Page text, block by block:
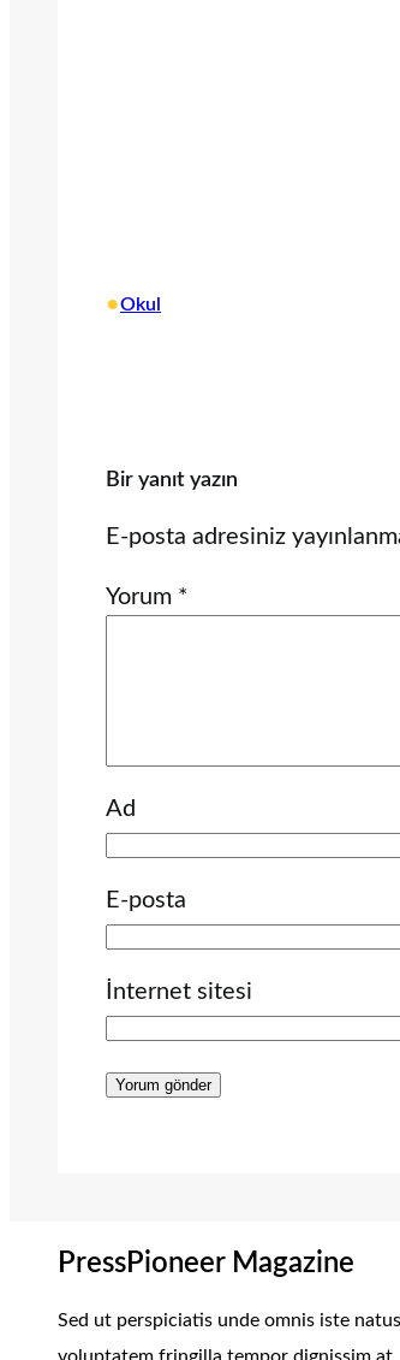
•Okul
Bir yanıt yazın
E-posta adresiniz
Yorum *
Ad
E-posta
İnternet sitesi
PressPioneer Magazine
Sed ut perspiciatis unde omnis iste natus